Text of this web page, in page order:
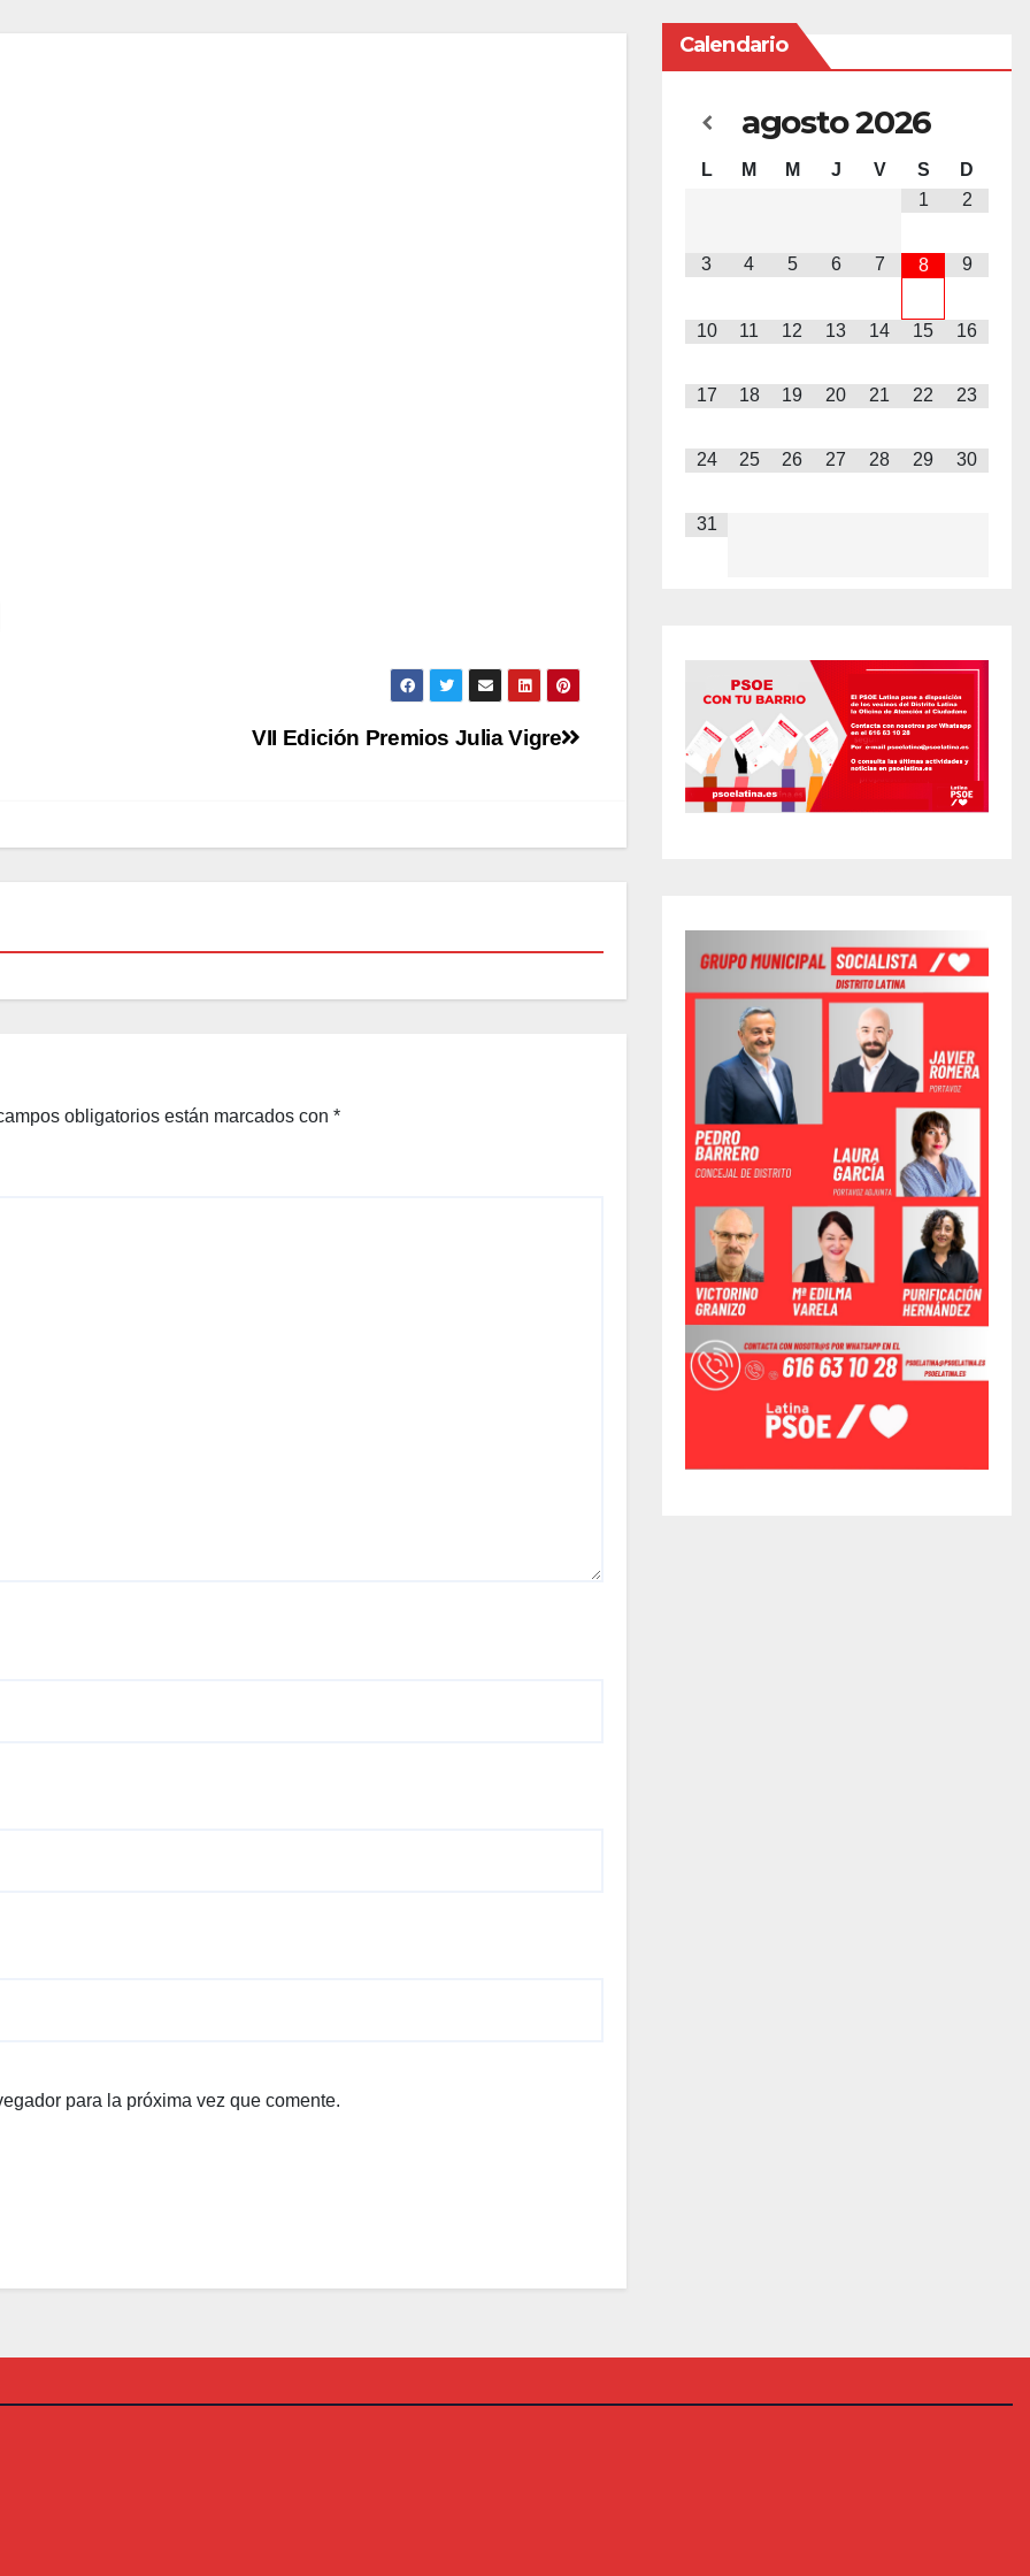
VII Edición Premios Julia Vigre
obligatorios están marcados con *
para la próxima vez que comente.
Calendario
agosto2026
L M M J V S
D
1
2
3 4 5 6 7 8 9
10 11 12 13 14 15 16
17 18 19 20 21 22 23
24 25 26 27 28 29 30
31